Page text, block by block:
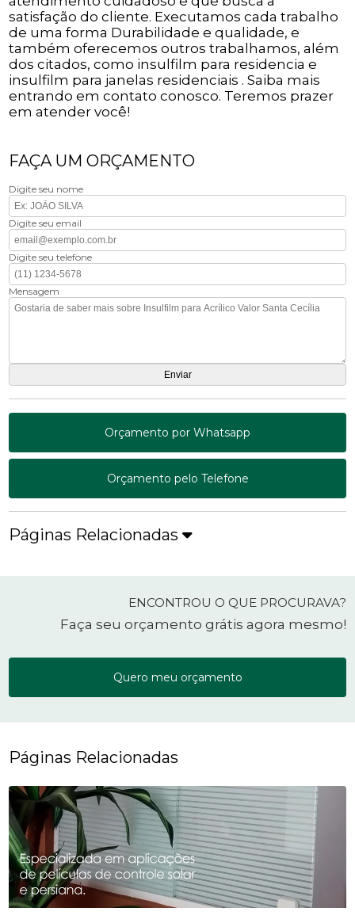
satisfação do cliente. Executamos cada trabalho
de uma forma Durabilidade e qualidade, e
também oferecemos outros trabalhamos, além
dos citados, como insulfilm para residencia e
insulfilm para janelas residenciais . Saiba mais
entrando em contato conosco. Teremos prazer
em atender você!
FAÇA UM ORÇAMENTO
Digite seu nome
Digite seu email
Digite seu telefone
Mensagem
Orçamento por Whatsapp
Orçamento pelo Telefone
Páginas Relacionadas
ENCONTROU O QUE PROCURAVA?
Faça seu orçamento grátis agora mesmo!
Quero meu orçamento
Páginas Relacionadas